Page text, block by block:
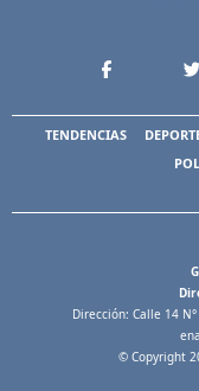
TENDENCIAS
Dirección: Calle 14
© Copyright